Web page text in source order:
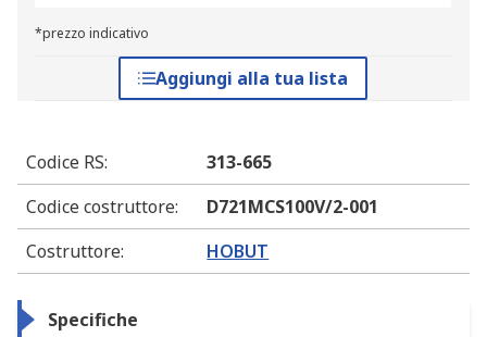
*prezzo indicativo
Aggiungi alla tua lista
Codice RS:
313-665
Codice costruttore:
D721MCS100V/2-001
Costruttore: HOBUT
Specifiche